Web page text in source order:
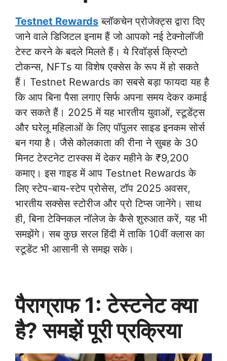
Testnet Rewards ब्लॉकचेन प्रोजेक्ट्स द्वारा दिए
जाने वाले डिजिटल इनाम हैं जो आपको नई टेक्नोलॉजी
टेस्ट करने के बदले मिलते हैं। ये रिवॉर्ड्स क्रिप्टो
टोकन्स, NFTs या विशेष एक्सेस के रूप में हो सकते
हैं। Testnet Rewards का सबसे बड़ा फायदा यह है
कि आप बिना पैसा लगाए सिर्फ अपना समय देकर कमाई
कर सकते हैं। 2025 में यह भारतीय युवाओं, स्टूडेंट्स
और घरेलू महिलाओं के लिए पॉपुलर साइड इनकम सोर्स
बन गया है। जैसे कोलकाता की रीना ने सुबह के 30
मिनट टेस्टनेट टास्क्स में देकर महीने के ₹9,200
कमाए। इस गाइड में आप Testnet Rewards के
लिए स्टेप-बाय-स्टेप प्रोसेस, टॉप 2025 अवसर,
भारतीय सक्सेस स्टोरीज और प्रो टिप्स जानेंगे। साथ
ही, बिना टेक्निकल नॉलेज के कैसे शुरुआत करें, यह भी
समझेंगे। सब कुछ सरल हिंदी में ताकि 10वीं क्लास का
स्टूडेंट भी आसानी से समझ सके।
पैराग्राफ 1: टेस्टनेट क्या
है? समझें पूरी प्रक्रिया